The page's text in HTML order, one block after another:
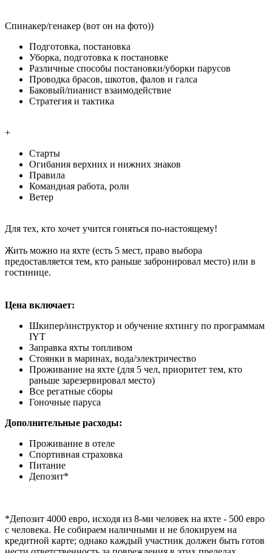
Спинакер/генакер (вот он на фото))
Подготовка, постановка
Уборка, подготовка к постановке
Различные способы постановки/уборки парусов
Проводка брасов, шкотов, фалов и галса
Баковый/пианист взаимодействие
Стратегия и тактика
+
Старты
Огибания верхних и нижних знаков
Правила
Командная работа, роли
Ветер
Для тех, кто хочет учится гоняться по-настоящему!
Жить можно на яхте (есть 5 мест, право выбора
предоставляется тем, кто раньше забронировал место) или в
гостинице.
Цена включает:
Шкипер/инструктор и обучение яхтингу по программам
IYT
Заправка яхты топливом
Стоянки в маринах, вода/электричество
Проживание на яхте (для 5 чел, приоритет тем, кто
раньше зарезервировал место)
Все регатные сборы
Гоночные паруса
Дополнительные расходы:
Проживание в отеле
Спортивная страховка
Питание
Депозит*
*Депозит 4000 евро, исходя из 8-ми человек на яхте - 500 евро
с человека. Не собираем наличными и не блокируем на
кредитной карте; однако каждый участник должен быть готов